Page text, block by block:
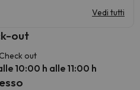
Vedi tutti
out
Check out
10:00 h alle 11:00 h